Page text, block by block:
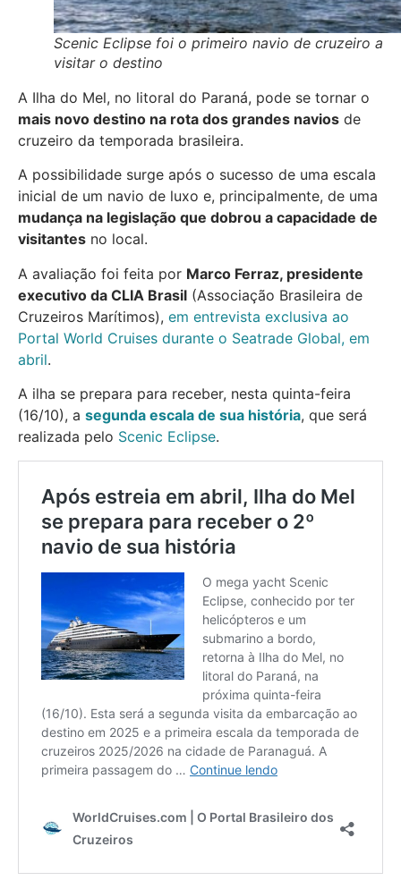
Scenic Eclipse foi o primeiro navio de cruzeiro a
visitar o destino
A Ilha do Mel, no litoral do Paraná, pode se tornar o
mais novo destino na rota dos grandes navios de
cruzeiro da temporada brasileira.
A possibilidade surge após o sucesso de uma escala
inicial de um navio de luxo e, principalmente, de uma
mudança na legislação que dobrou a capacidade de
visitantes no local.
A avaliação foi feita por Marco Ferraz, presidente
executivo da CLIA Brasil (Associação Brasileira de
Cruzeiros Marítimos), em entrevista exclusiva ao
Portal World Cruises durante o Seatrade Global, em
abril.
A ilha se prepara para receber, nesta quinta-feira
(16/10), a segunda escala de sua história, que será
realizada pelo Scenic Eclipse.